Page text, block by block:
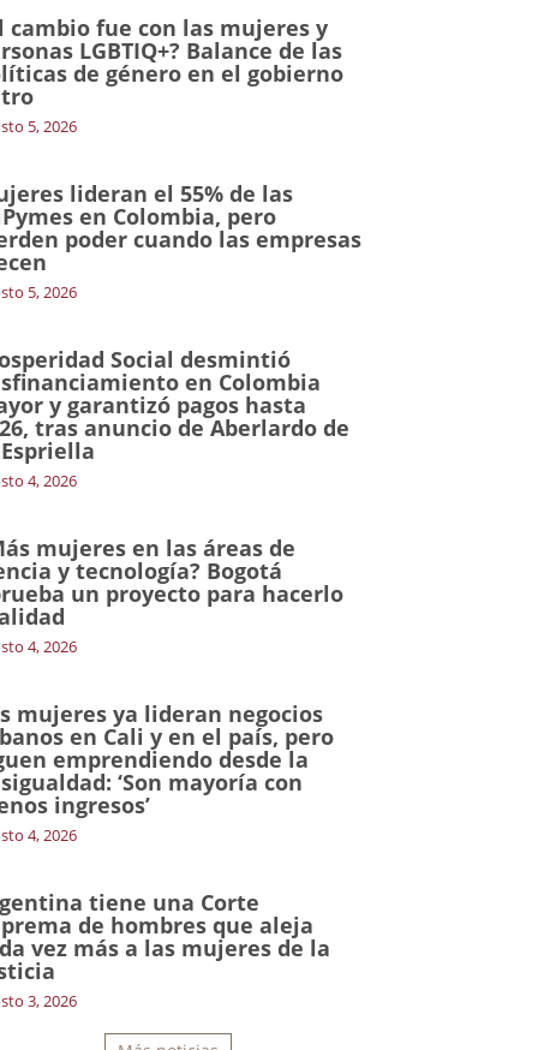
cambio fue con las mujeres y
LGBTIQ+? Balance de las
de género en el gobierno
5, 2026
lideran el 55% de las
en Colombia, pero
poder cuando las empresas
5, 2026
Social desmintió
en Colombia
y garantizó pagos hasta
tras anuncio de Aberlardo de
4, 2026
mujeres en las áreas de
y tecnología? Bogotá
un proyecto para hacerlo
4, 2026
mujeres ya lideran negocios
en Cali y en el país, pero
emprendiendo desde la
‘Son mayoría con
ingresos’
4, 2026
tiene una Corte
de hombres que aleja
vez más a las mujeres de la
3, 2026